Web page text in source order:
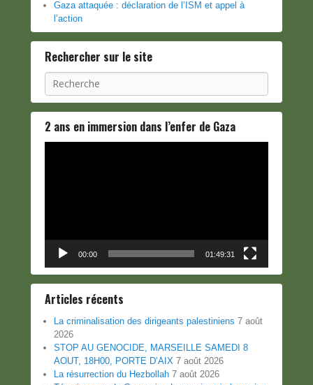
Gaza attaquée : déclaration de l’ISM et appel à
l’action
Rechercher sur le site
Recherche
2 ans en immersion dans l’enfer de Gaza
00:00 01:49:31
Articles récents
La criminalisation des dirigeants palestiniens 7 août
2026
STOP AU GENOCIDE, MARSEILLE SAMEDI 8
AOUT, 18H00, PORTE D’AIX 7 août 2026
La résurrection du Hezbollah 7 août 2026